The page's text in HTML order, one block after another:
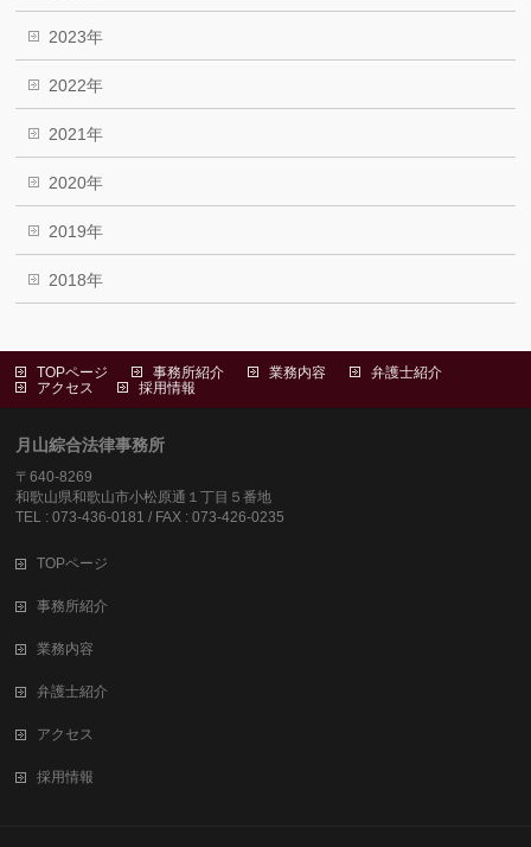
2023年
2022年
2021年
2020年
2019年
2018年
TOPページ 事務所紹介 業務内容
弁護士紹介
アクセス
採用情報
月山綜合法律事務所
〒640-8269
和歌山県和歌山市小松原通１丁目５番地
TEL : 073-436-0181 / FAX : 073-426-0235
TOPページ
事務所紹介
業務内容
弁護士紹介
アクセス
採用情報